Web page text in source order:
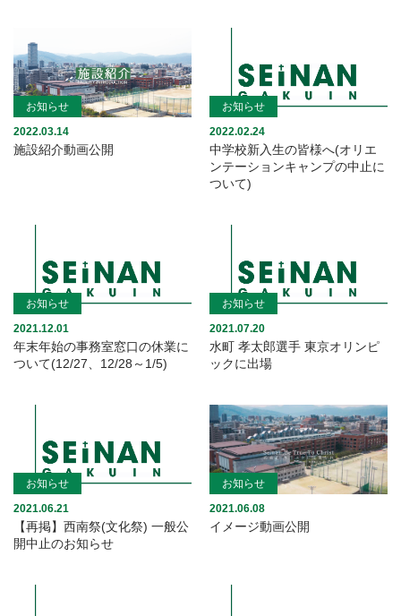
お知らせ
2022.03.14
施設紹介動画公開
お知らせ
2022.02.24
中学校新入生の皆様へ(オリエ
ンテーションキャンプの中止に
ついて)
お知らせ
2021.12.01
年末年始の事務室窓口の休業に
ついて(12/27、12/28～1/5)
お知らせ
2021.07.20
水町 孝太郎選手 東京オリンピ
ックに出場
お知らせ
2021.06.21
【再掲】西南祭(文化祭) 一般公
開中止のお知らせ
お知らせ
2021.06.08
イメージ動画公開